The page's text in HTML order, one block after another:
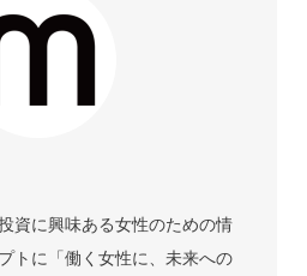
資に興味ある女性のための情
トに「働く女性に、未来への